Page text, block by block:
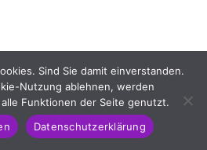
Sind Sie damit einverstanden.
Nutzung ablehnen, werden
Funktionen der Seite genutzt.
Datenschutzerklärung